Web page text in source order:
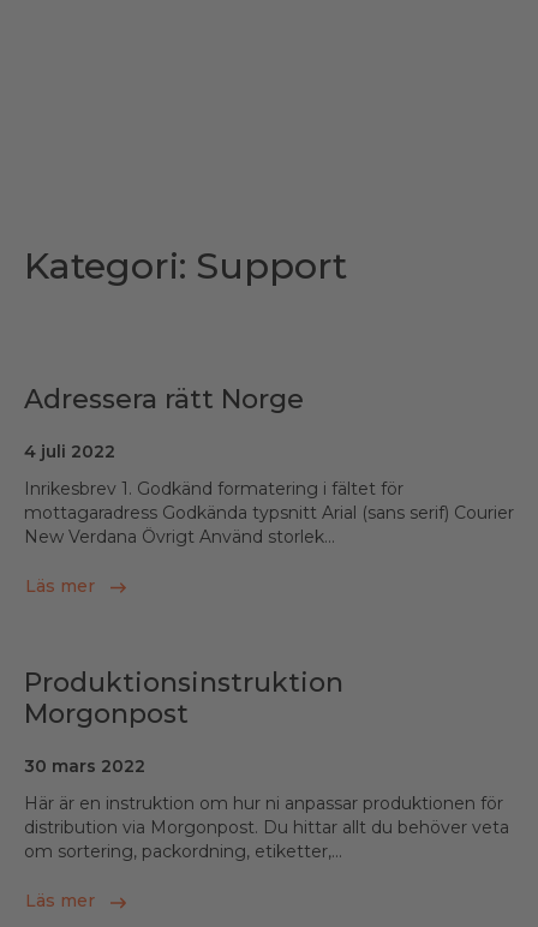
Kategori: Support
Adressera rätt Norge
4 juli 2022
Inrikesbrev 1. Godkänd formatering i fältet för
mottagaradress Godkända typsnitt Arial (sans serif) Courier
New Verdana Övrigt Använd storlek...
Läs mer
Produktionsinstruktion
Morgonpost
30 mars 2022
Här är en instruktion om hur ni anpassar produktionen för
distribution via Morgonpost. Du hittar allt du behöver veta
om sortering, packordning, etiketter,...
Läs mer